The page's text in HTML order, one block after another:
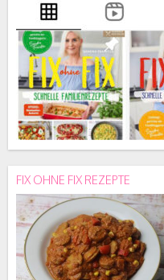
FIX OHNE FIX REZEPTE